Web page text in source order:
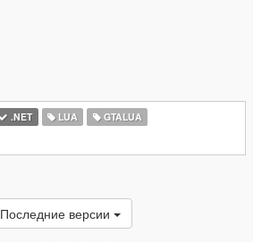
.NET LUA
GTALUA
Последние версии